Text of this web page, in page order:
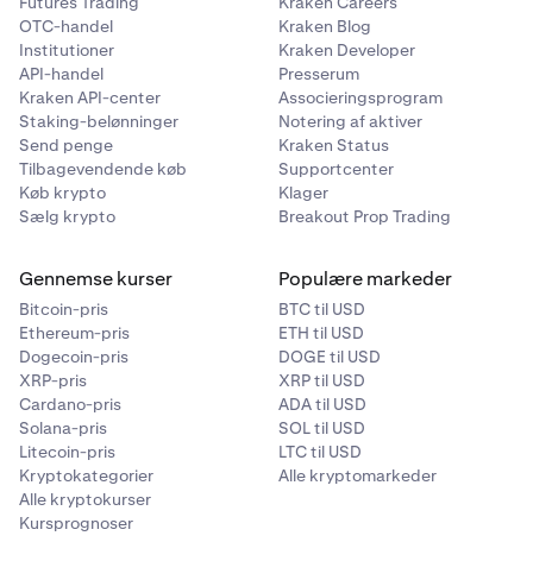
OTC-handel
Institutioner
API-handel
Kraken API-center
Staking-belønninger
Send penge
Tilbagevendende køb
Køb krypto
Sælg krypto
Kraken Blog
Kraken Developer
Presserum
Associeringsprogram
Notering af aktiver
Kraken Status
Supportcenter
Klager
Breakout Prop Trading
Gennemse kurser
Bitcoin-pris
Ethereum-pris
Dogecoin-pris
XRP-pris
Cardano-pris
Solana-pris
Litecoin-pris
Kryptokategorier
Alle kryptokurser
Kursprognoser
Populære markeder
BTC til USD
ETH til USD
DOGE til USD
XRP til USD
ADA til USD
SOL til USD
LTC til USD
Alle kryptomarkeder